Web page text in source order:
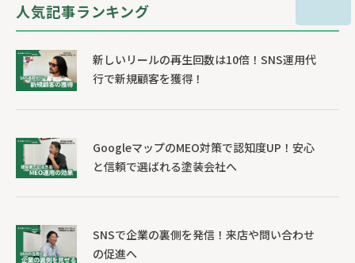
人気記事ランキング
新しいリールの再生回数は10倍！SNS運用代
行で新規顧客を獲得！
GoogleマップのMEO対策で認知度UP！安心
と信頼で選ばれる塗装会社へ
SNSで企業の裏側を発信！来店や問い合わせ
の促進へ